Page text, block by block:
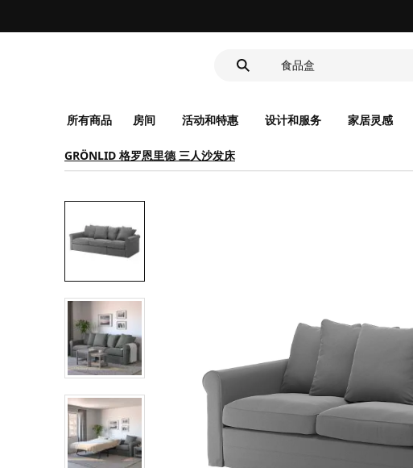
洗脸池
食品盒
所有商品 房间 活动和特惠 设计和服务 家居灵感
GRÖNLID 格罗恩里德 三人沙发床